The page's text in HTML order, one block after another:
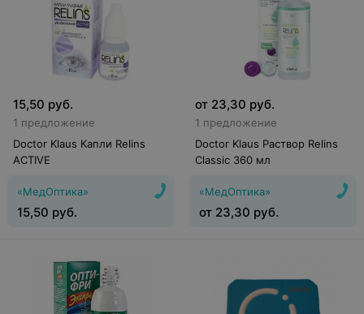
15,50 руб.
1 предложение
Doctor Klaus Капли Relins
ACTIVE
«МедОптика»
15,50 руб.
от 23,30 руб.
1 предложение
Doctor Klaus Раствор Relins
Classic 360 мл
«МедОптика»
от 23,30 руб.